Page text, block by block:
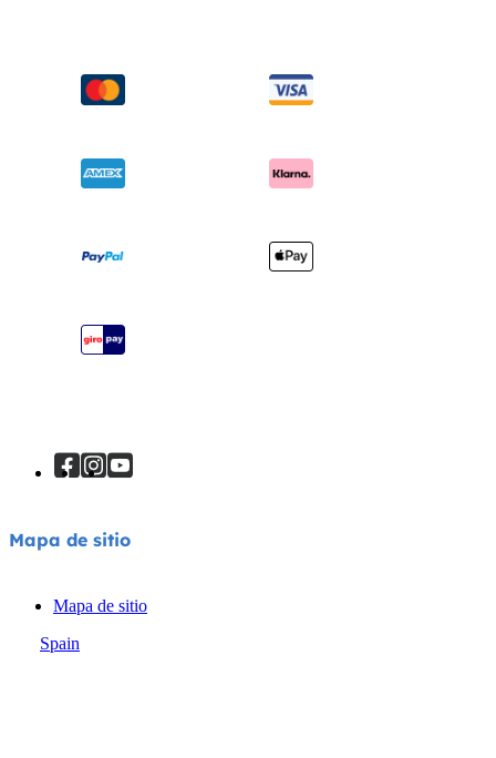
Columpios y hamacas
Portabebés
Envíos y devoluciones
Garantía
Sitemap
Quiénes somos
Premios
Registra tu producto
Mapa de sitio
Mapa de sitio
Spain